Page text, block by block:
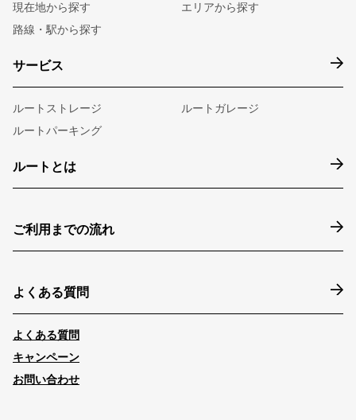
現在地から探す
エリアから探す
路線・駅から探す
サービス
ルートストレージ
ルートガレージ
ルートパーキング
ルートとは
ご利用までの流れ
よくある質問
よくある質問
キャンペーン
お問い合わせ